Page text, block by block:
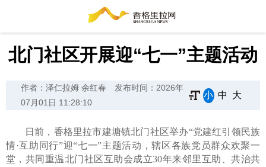
北门社区开展迎“七一”主题活动
作者：泽仁拉姆 余红春
发布时间：2026年
07月01日 11:28:10
小 中 大
日前，香格里拉市建塘镇北门社区举办“党建红引领民族
情·互助同行”迎“七一”主题活动，辖区各族党员群众欢聚一
堂，共同重温北门社区互助会成立30年来邻里互助、共治共